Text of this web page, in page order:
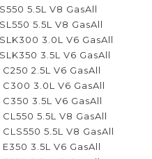
5.5L V8 GasAll
5.5L V8 GasAll
3.0L V6 GasAll
3.5L V6 GasAll
2.5L V6 GasAll
3.0L V6 GasAll
3.5L V6 GasAll
5.5L V8 GasAll
5.5L V8 GasAll
3.5L V6 GasAll